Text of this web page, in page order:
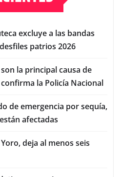
excluye a las bandas
patrios 2026
la principal causa de
la Policía Nacional
de emergencia por sequía,
afectadas
deja al menos seis